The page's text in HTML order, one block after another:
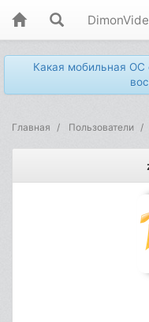
Какая мобильная ОС
Главная Пользователи